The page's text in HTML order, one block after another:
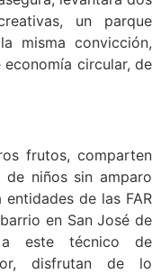
un parque
misma convicción,
circular, de
frutos, comparten
niños sin amparo
de las FAR
en San José de
este técnico de
disfrutan de lo